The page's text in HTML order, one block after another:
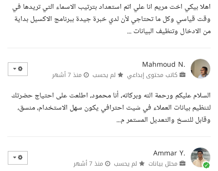
اهلا بيكي اخت مريم انا علي اتم استعداد بترتيب الاسماء التي تريدها في
وقت قياسي وكل ما تحتاجي لأن لدي خبرة جيدة ببرنامج الاكسيل بداية
من الادخال وتنظيف البيانات ...
Mahmoud N.
كاتب محتوى إبداعي لم يحسب منذ 7 أشهر
السلام عليكم ورحمة الله وبركاته، أنا محمود، اطلعت على احتياج حضرتك
لتنظيم بيانات العملاء في شيت احترافي يكون سهل الاستخدام، منسق،
وقابل للنسخ والتعديل المستمر م...
Ammar Y.
محلل بيانات لم يحسب منذ 7 أشهر